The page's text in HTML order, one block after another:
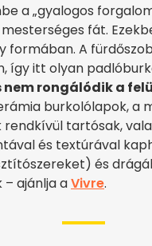
a „gyalogos
fát.
formában. A
így itt olyan
rongálódik a
burkolólapok, a
tartósak,
és textúrával
és
ajánlja aVivre.